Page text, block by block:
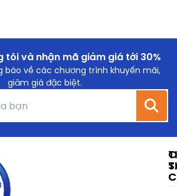
tôi và nhận mã giảm giá tới 30%
báo về các chương trình khuyến mãi,
giảm giá đặc biệt.